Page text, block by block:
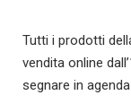
Tutti i prodotti
vendita online
segnare in